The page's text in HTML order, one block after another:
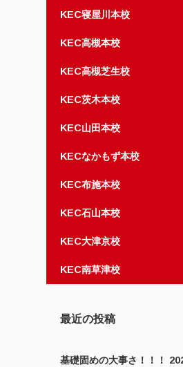
KEC寝屋川本校
KEC高槻本校
KEC高槻芝生校
KEC茨木本校
KEC山田本校
KECなかもず本校
KEC布施本校
KEC石山本校
KEC大津京校
KEC南草津校
最近の投稿
基礎固めの大事さ！！！